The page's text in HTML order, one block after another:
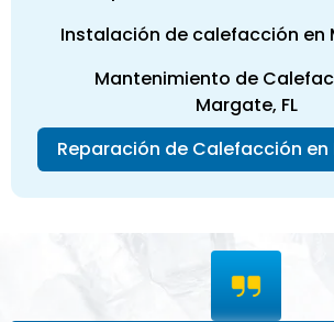
Instalación de calefacción en
Mantenimiento de
Margate, FL
Reparación de Calefacción en